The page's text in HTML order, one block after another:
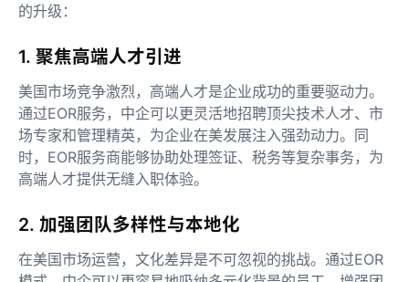
的升级：
1. 聚焦高端人才引进
美国市场竞争激烈，高端人才是企业成功的重要驱动力。
通过EOR服务，中企可以更灵活地招聘顶尖技术人才、市
场专家和管理精英，为企业在美发展注入强劲动力。同
时，EOR服务商能够协助处理签证、税务等复杂事务，为
高端人才提供无缝入职体验。
2. 加强团队多样性与本地化
在美国市场运营，文化差异是不可忽视的挑战。通过EOR